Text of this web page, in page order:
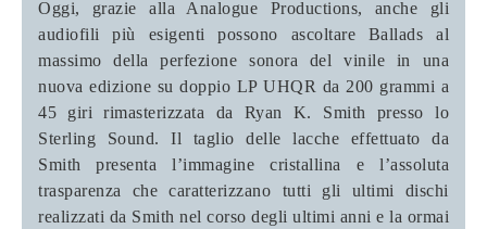
Oggi, grazie alla Analogue Productions, anche gli
audiofili più esigenti possono ascoltare Ballads al
massimo della perfezione sonora del vinile in una
nuova edizione su doppio LP UHQR da 200 grammi a
45 giri rimasterizzata da Ryan K. Smith presso lo
Sterling Sound. Il taglio delle lacche effettuato da
Smith presenta l’immagine cristallina e l’assoluta
trasparenza che caratterizzano tutti gli ultimi dischi
realizzati da Smith nel corso degli ultimi anni e la ormai